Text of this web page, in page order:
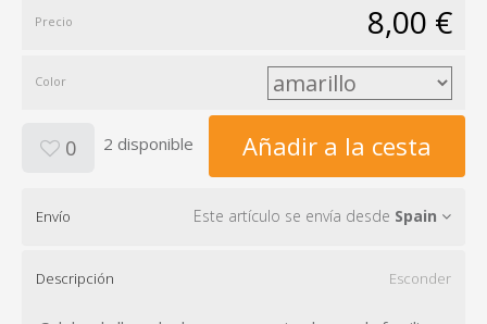
Precio 8,00 €
Color
0 2 disponible Añadir a la cesta
Envío Este artículo se envía desde Spain
Descripción Esconder